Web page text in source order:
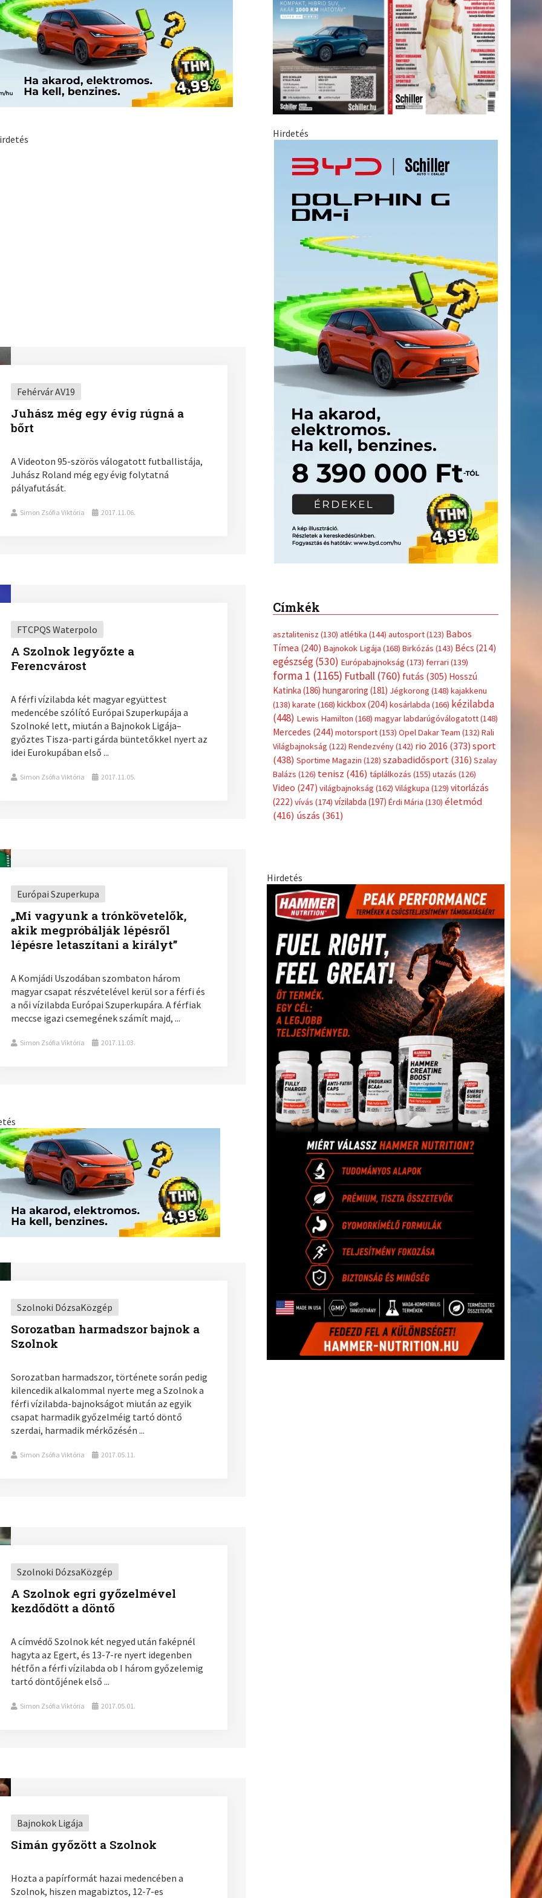
Fehérvár AV19
Juhász még egy évig rúgná a
bőrt
A Videoton 95-szörös válogatott futballistája,
Juhász Roland még egy évig folytatná
pályafutását.
Simon Zsófia Viktória 2017.11.06.
FTCPQS Waterpolo
A Szolnok legyőzte a
Ferencvárost
A férfi vízilabda két magyar együttest
medencébe szólító Európai Szuperkupája a
Szolnoké lett, miután a Bajnokok Ligája–
győztes Tisza-parti gárda büntetőkkel nyert az
idei Eurokupában első ...
Simon Zsófia Viktória 2017.11.05.
Európai Szuperkupa
„Mi vagyunk a trónkövetelők,
akik megpróbálják lépésről
lépésre letaszítani a királyt”
A Komjádi Uszodában szombaton három
magyar csapat részvételével kerül sor a férfi és
a női vízilabda Európai Szuperkupára. A férfiak
meccse igazi csemegének számít majd, ...
Simon Zsófia Viktória 2017.11.03.
Szolnoki DózsaKözgép
Sorozatban harmadszor bajnok a
Szolnok
Sorozatban harmadszor, története során pedig
kilencedik alkalommal nyerte meg a Szolnok a
férfi vízilabda-bajnokságot miután az egyik
csapat harmadik győzelméig tartó döntő
szerdai, harmadik mérkőzésén ...
Simon Zsófia Viktória 2017.05.11.
Szolnoki DózsaKözgép
A Szolnok egri győzelmével
kezdődött a döntő
A címvédő Szolnok két negyed után faképnél
hagyta az Egert, és 13-7-re nyert idegenben
hétfőn a férfi vízilabda ob I három győzelemig
tartó döntőjének első ...
Simon Zsófia Viktória 2017.05.01.
Bajnokok Ligája
Simán győzött a Szolnok
Hozta a papírformát hazai medencében a
Szolnok, hiszen magabiztos, 12-7-es
Hirdetés
Címkék
asztalitenisz (130) atlétika (144) autosport(123) Babos
Tímea (240) Bajnokok Ligája (168) Birkózás (143) Bécs (214)
egészség(530) Európabajnokság (173) ferrari (139)
forma 1 (1165) Futball (760) futás (305) Hosszú
Katinka (186) hungaroring (181) Jégkorong (148) kajakkenu
(138) karate (168) kickbox(204) kosárlabda (166) kézilabda
(448) Lewis Hamilton (168) magyar labdarúgóválogatott(148)
Mercedes (244) motorsport(153) Opel Dakar Team (132) Rali
Világbajnokság (122) Rendezvény(142) rio 2016 (373) sport
(438) Sportime Magazin (128) szabadidősport (316) Szalay
Balázs (126) tenisz (416) táplálkozás (155) utazás (126)
Video (247) világbajnokság (162) Világkupa (129) vitorlázás
(222) vívás (174) vízilabda (197) Érdi Mária (130) életmód
(416) úszás (361)
Hirdetés